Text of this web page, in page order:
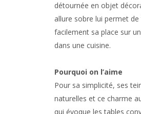
détournée en objet
allure sobre lui permet
facilement sa place sur
dans une cuisine.
Pourquoi on l’aime
Pour sa simplicité, ses
naturelles et ce charme
qui évoque les tables